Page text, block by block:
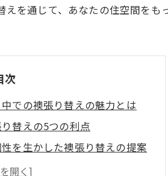
を通じて、あなたの住空間をも
次
での襖張り替えの魅力とは
替えの5つの利点
を生かした襖張り替えの提案
想の和室に近づこう